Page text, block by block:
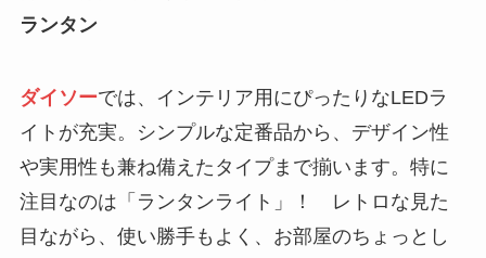
ランタン
ダイソーでは、インテリア用にぴったりなLEDラ
イトが充実。シンプルな定番品から、デザイン性
や実用性も兼ね備えたタイプまで揃います。特に
注目なのは「ランタンライト」！ レトロな見た
目ながら、使い勝手もよく、お部屋のちょっとし